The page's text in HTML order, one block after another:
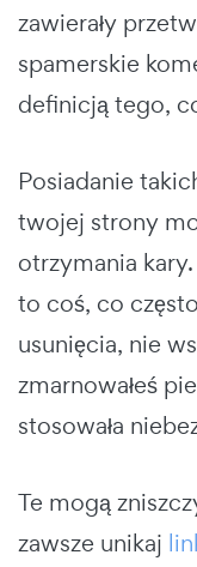
zawierały
spamerskie
definicją tego,
Posiadanie
twojej strony
otrzymania
to coś, co
usunięcia, nie
zmarnowałeś
stosowała
Te mogą
zawsze unikaj